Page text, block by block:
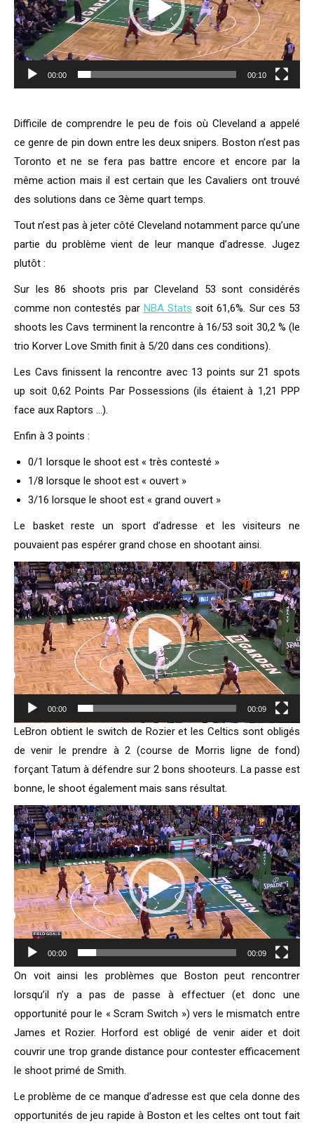
00:00 00:10
Difficile de comprendre le peu de fois où Cleveland a appelé
ce genre de pin down entre les deux snipers. Boston n’est pas
Toronto et ne se fera pas battre encore et encore par la
même action mais il est certain que les Cavaliers ont trouvé
des solutions dans ce 3ème quart temps.
Tout n’est pas à jeter côté Cleveland notamment parce qu’une
partie du problème vient de leur manque d’adresse. Jugez
plutôt :
Sur les 86 shoots pris par Cleveland 53 sont considérés
comme non contestés par NBA Stats soit 61,6%. Sur ces 53
shoots les Cavs terminent la rencontre à 16/53 soit 30,2 % (le
trio Korver Love Smith finit à 5/20 dans ces conditions).
Les Cavs finissent la rencontre avec 13 points sur 21 spots
up soit 0,62 Points Par Possessions (ils étaient à 1,21 PPP
face aux Raptors …).
Enfin à 3 points :
0/1 lorsque le shoot est « très contesté »
1/8 lorsque le shoot est « ouvert »
3/16 lorsque le shoot est « grand ouvert »
Le basket reste un sport d’adresse et les visiteurs ne
pouvaient pas espérer grand chose en shootant ainsi.
Lecteur
vidéo
00:00 00:09
LeBron obtient le switch de Rozier et les Celtics sont obligés
de venir le prendre à 2 (course de Morris ligne de fond)
forçant Tatum à défendre sur 2 bons shooteurs. La passe est
bonne, le shoot également mais sans résultat.
Lecteur
vidéo
00:00 00:09
On voit ainsi les problèmes que Boston peut rencontrer
lorsqu’il n’y a pas de passe à effectuer (et donc une
opportunité pour le « Scram Switch ») vers le mismatch entre
James et Rozier. Horford est obligé de venir aider et doit
couvrir une trop grande distance pour contester efficacement
le shoot primé de Smith.
Le problème de ce manque d’adresse est que cela donne des
opportunités de jeu rapide à Boston et les celtes ont tout fait